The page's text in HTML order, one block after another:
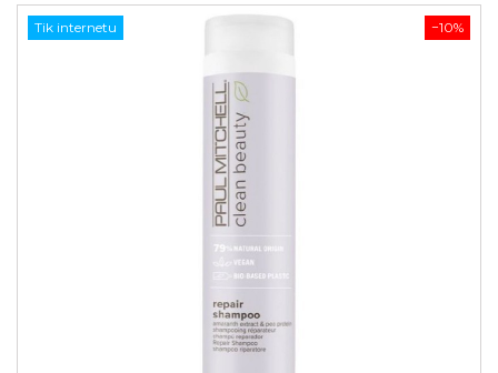
−10%
Tik internetu